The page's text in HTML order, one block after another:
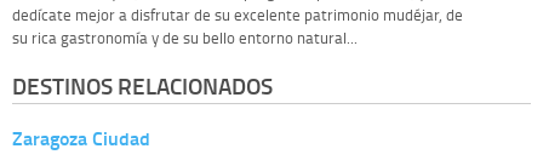
dedícate mejor a disfrutar de su excelente patrimonio mudéjar, de
su rica gastronomía y de su bello entorno natural...
DESTINOS RELACIONADOS
Zaragoza Ciudad